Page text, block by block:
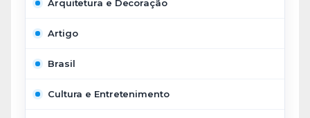
Arquitetura e Decoração
Artigo
Brasil
Cultura e Entretenimento